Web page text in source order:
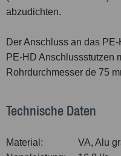
abzudichten.
Der Anschluss an das
PE-HD Anschlussstutzen
Rohrdurchmesser de 75
Technische Daten
Material:
VA, Alu